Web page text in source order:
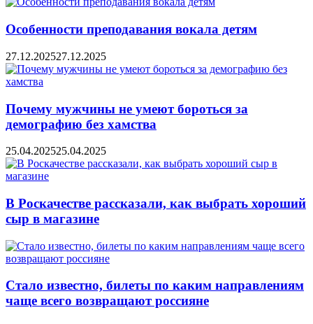
Особенности преподавания вокала детям
27.12.202527.12.2025
Почему мужчины не умеют бороться за
демографию без хамства
25.04.202525.04.2025
В Роскачестве рассказали, как выбрать хороший
сыр в магазине
Стало известно, билеты по каким направлениям
чаще всего возвращают россияне